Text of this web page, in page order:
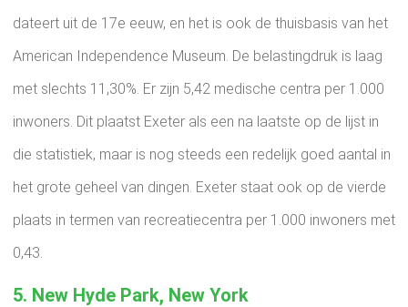
dateert uit de 17e eeuw, en het is ook de thuisbasis van het
American Independence Museum. De belastingdruk is laag
met slechts 11,30%. Er zijn 5,42 medische centra per 1.000
inwoners. Dit plaatst Exeter als een na laatste op de lijst in
die statistiek, maar is nog steeds een redelijk goed aantal in
het grote geheel van dingen. Exeter staat ook op de vierde
plaats in termen van recreatiecentra per 1.000 inwoners met
0,43.
5. New Hyde Park, New York